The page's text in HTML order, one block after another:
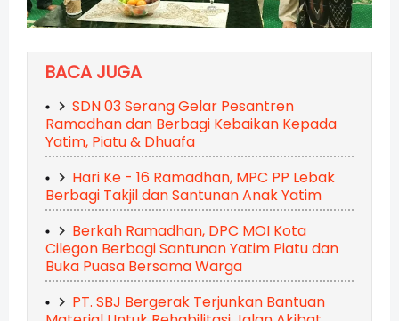
BACA JUGA
SDN 03 Serang Gelar Pesantren
Ramadhan dan Berbagi Kebaikan Kepada
Yatim, Piatu & Dhuafa
Hari Ke - 16 Ramadhan, MPC PP Lebak
Berbagi Takjil dan Santunan Anak Yatim
Berkah Ramadhan, DPC MOI Kota
Cilegon Berbagi Santunan Yatim Piatu dan
Buka Puasa Bersama Warga
PT. SBJ Bergerak Terjunkan Bantuan